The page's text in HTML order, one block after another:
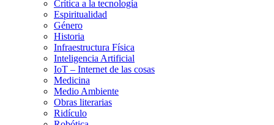
Crítica a la tecnología
Espiritualidad
Género
Historia
Infraestructura Física
Inteligencia Artificial
IoT – Internet de las cosas
Medicina
Medio Ambiente
Obras literarias
Ridículo